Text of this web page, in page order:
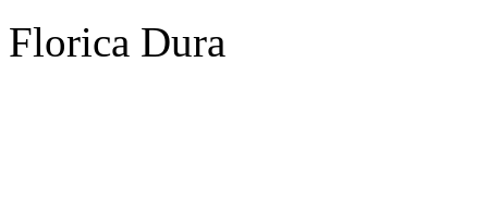
Florica Dura